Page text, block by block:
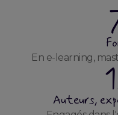
En e-learning,
Auteurs,